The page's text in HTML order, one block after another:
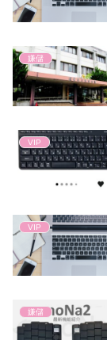
嫌儲
VIP
VIP
嫌儲